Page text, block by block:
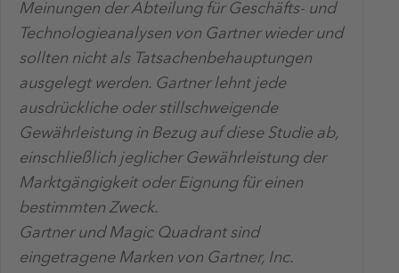
Meinungen der Abteilung für Geschäfts- und
Technologieanalysen von Gartner wieder und
sollten nicht als Tatsachenbehauptungen
ausgelegt werden. Gartner lehnt jede
ausdrückliche oder stillschweigende
Gewährleistung in Bezug auf diese Studie ab,
einschließlich jeglicher Gewährleistung der
Marktgängigkeit oder Eignung für einen
bestimmten Zweck.
Gartner und Magic Quadrant sind
eingetragene Marken von Gartner, Inc.